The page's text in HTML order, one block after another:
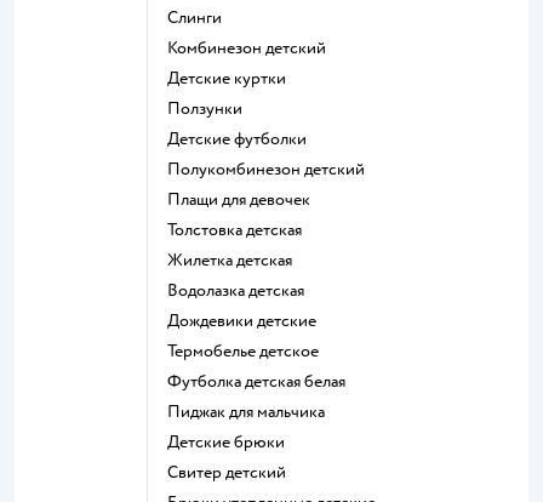
Слинги
Комбинезон детский
Детские куртки
Ползунки
Детские футболки
Полукомбинезон детский
Плащи для девочек
Толстовка детская
Жилетка детская
Водолазка детская
Дождевики детские
Термобелье детское
Футболка детская белая
Пиджак для мальчика
Детские брюки
Свитер детский